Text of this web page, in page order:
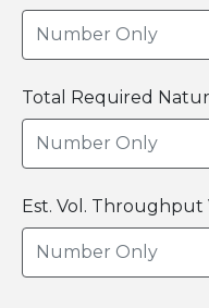
Total Required
Est. Vol. Throughput